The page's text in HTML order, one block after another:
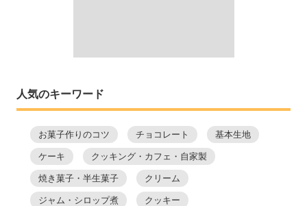
人気のキーワード
お菓子作りのコツ チョコレート 基本生地
ケーキ クッキング・カフェ・自家製
焼き菓子・半生菓子 クリーム
ジャム・シロップ煮 クッキー